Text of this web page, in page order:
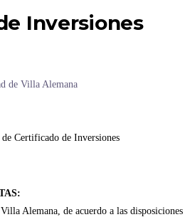
Inversiones
de Villa Alemana
Certificado de Inversiones
Alemana, de acuerdo a las disposiciones